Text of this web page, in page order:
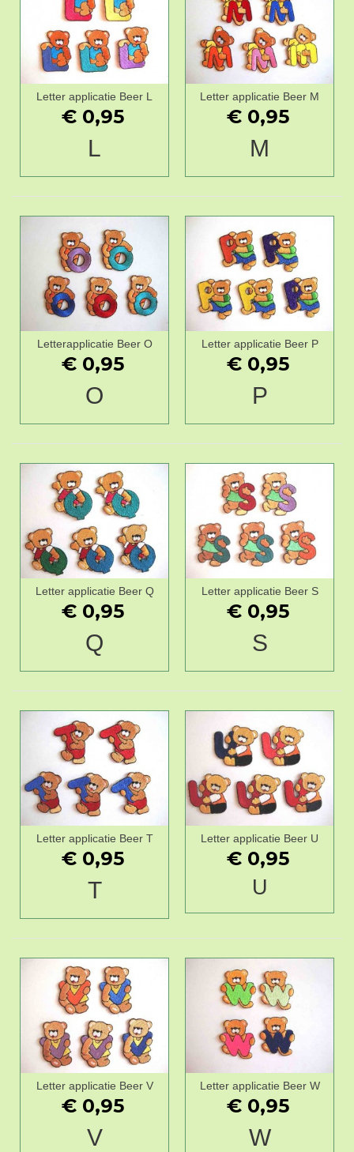
Letter applicatie Beer L
€ 0,95
L
Letter applicatie Beer M
€ 0,95
M
Letterapplicatie Beer O
€ 0,95
O
Letter applicatie Beer P
€ 0,95
P
Letter applicatie Beer Q
€ 0,95
Q
Letter applicatie Beer S
€ 0,95
S
Letter applicatie Beer T
€ 0,95
T
Letter applicatie Beer U
€ 0,95
U
Letter applicatie Beer V
€ 0,95
V
Letter applicatie Beer W
€ 0,95
W